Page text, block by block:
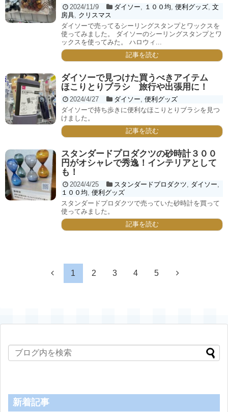
2024/11/9 ダイソー １００均 便利グッズ, 文
房具 クリスマス
ダイソーで売ってるシーリングスタンプとワックスを
使ってみました。 ダイソーのシーリングスタンプとワ
ックスを使ってみた。 ハロウィ...
記事を読む
ダイソーで見つけた買うべきアイテム
ほこりとりブラシ 旅行や出張用に！
2024/4/27 ダイソー 便利グッズ
ダイソーで持ち歩きに便利なほこりとりブラシを見つ
けました。
記事を読む
スタンダードプロダクツの砂時計３００
円がオシャレで秀逸！インテリアとして
も！
2024/4/25 スタンダードプロダクツ ダイソー
１００均 便利グッズ
スタンダードプロダクツで売っていた砂時計を買って
使ってみました。
記事を読む
1 2 3 4 5
新着記事